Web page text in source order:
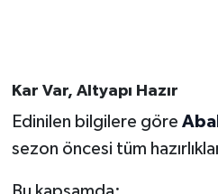
Kar Var, Altyapı Hazır
Edinilen bilgilere göre
sezon öncesi tüm